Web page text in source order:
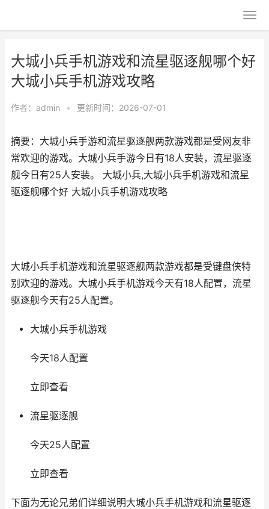
大城小兵手机游戏和流星驱逐舰哪个好
大城小兵手机游戏攻略
作者： admin • 更新时间：2026-07-01
摘要：大城小兵手游和流星驱逐舰两款游戏都是受网友非
常欢迎的游戏。大城小兵手游今日有18人安装，流星驱逐
舰今日有25人安装。 大城小兵,大城小兵手机游戏和流星
驱逐舰哪个好 大城小兵手机游戏攻略
大城小兵手机游戏和流星驱逐舰两款游戏都是受键盘侠特
别欢迎的游戏。大城小兵手机游戏今天有18人配置，流星
驱逐舰今天有25人配置。
大城小兵手机游戏
今天18人配置
立即查看
流星驱逐舰
今天25人配置
立即查看
下面为无论兄弟们详细说明大城小兵手机游戏和流星驱逐